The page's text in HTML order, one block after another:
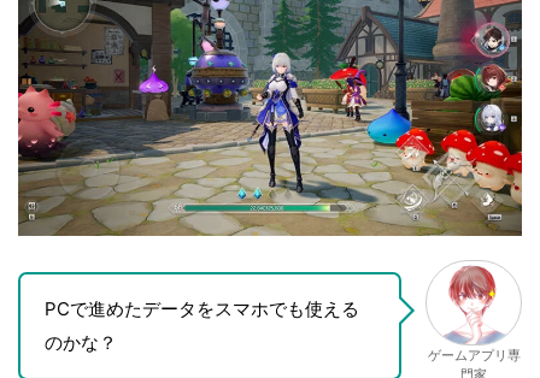
PCで進めたデータをスマホでも使える
のかな？
ゲームアプリ専
門家